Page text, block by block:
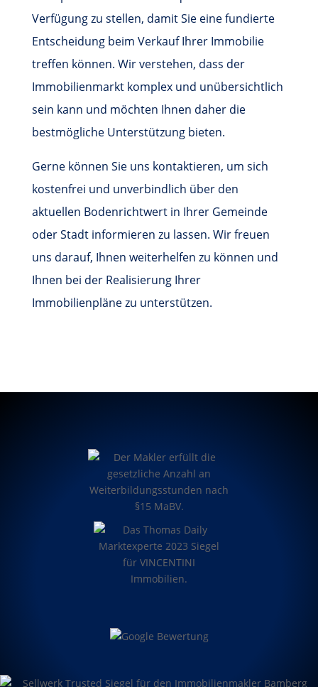
Verfügung zu stellen, damit Sie eine fundierte
Entscheidung beim Verkauf Ihrer Immobilie
treffen können. Wir verstehen, dass der
Immobilienmarkt komplex und unübersichtlich
sein kann und möchten Ihnen daher die
bestmögliche Unterstützung bieten.
Gerne können Sie uns kontaktieren, um sich
kostenfrei und unverbindlich über den
aktuellen Bodenrichtwert in Ihrer Gemeinde
oder Stadt informieren zu lassen. Wir freuen
uns darauf, Ihnen weiterhelfen zu können und
Ihnen bei der Realisierung Ihrer
Immobilienpläne zu unterstützen.